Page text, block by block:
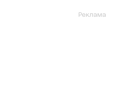
Реклама